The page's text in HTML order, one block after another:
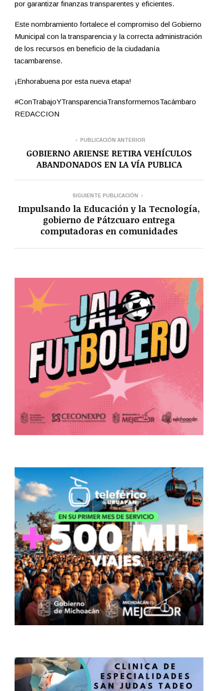
por garantizar finanzas transparentes y eficientes.
Este nombramiento fortalece el compromiso del Gobierno
Municipal con la transparencia y la correcta administración
de los recursos en beneficio de la ciudadanía
tacambarense.
¡Enhorabuena por esta nueva etapa!
#ConTrabajoYTransparenciaTransformemosTacámbaro
REDACCION
PUBLICACIÓN ANTERIOR
GOBIERNO ARIENSE RETIRA VEHÍCULOS
ABANDONADOS EN LA VÍA PUBLICA
SIGUIENTE PUBLICACIÓN
Impulsando la Educación y la Tecnología,
gobierno de Pátzcuaro entrega
computadoras en comunidades